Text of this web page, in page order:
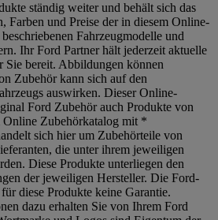
ständig weiter und behält sich das
Farben und Preise der in diesem Online-
Fahrzeugmodelle und
Ihr Ford Partner hält jederzeit aktuelle
Sie bereit. Abbildungen können
Zubehör kann sich auf den
auswirken. Dieser Online-
Ford Zubehör auch Produkte von
Online Zubehörkatalog mit *
sich hier um Zubehörteile von
die unter ihrem jeweiligen
Diese Produkte unterliegen den
der jeweiligen Hersteller. Die Ford-
diese Produkte keine Garantie.
dazu erhalten Sie von Ihrem Ford